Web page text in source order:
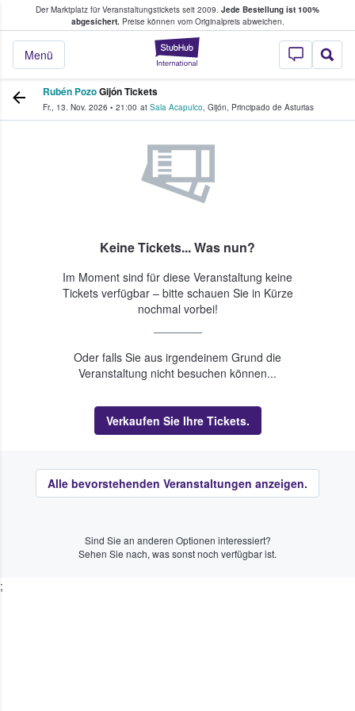
Der Marktplatz für Veranstaltungstickets seit 2009. Jede Bestellung ist 100%
abgesichert.Preise können vom Originalpreis abweichen.
StubHub - Wo
Menü
Tickets kaufen & verkaufen
Rubén PozoGijón Tickets
Fr., 13. Nov. 2026 • 21:00 at Sala Acapulco, Gijón, Principado de Asturias
Keine Tickets... Was nun?
Im Moment sind für diese Veranstaltung keine
Tickets verfügbar – bitte schauen Sie in Kürze
nochmal vorbei!
Oder falls Sie aus irgendeinem Grund die
Veranstaltung nicht besuchen können...
Verkaufen Sie Ihre Tickets.
Alle bevorstehenden Veranstaltungen anzeigen.
Sind Sie an anderen Optionen interessiert?
Sehen Sie nach, was sonst noch verfügbar ist.
;